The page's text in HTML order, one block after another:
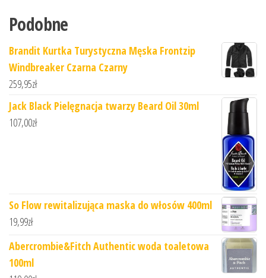
Podobne
Brandit Kurtka Turystyczna Męska Frontzip
Windbreaker Czarna Czarny
259,95zł
Jack Black Pielęgnacja twarzy Beard Oil 30ml
107,00zł
So Flow rewitalizująca maska do włosów 400ml
19,99zł
Abercrombie&Fitch Authentic woda toaletowa
100ml